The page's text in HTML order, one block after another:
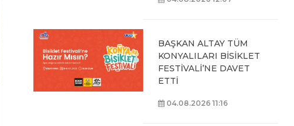
BAŞKAN ALTAY TÜM
KONYALILARI BİSİKLET
FESTİVALİ’NE DAVET
ETTİ
04.08.2026 11:16